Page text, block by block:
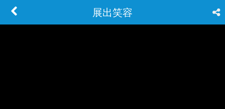
展出笑容